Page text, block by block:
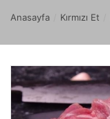
Anasayfa Kırmızı Et